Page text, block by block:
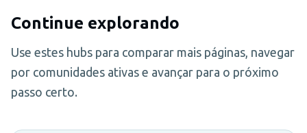
Continue explorando
Use estes hubs para comparar mais páginas, navegar
por comunidades ativas e avançar para o próximo
passo certo.